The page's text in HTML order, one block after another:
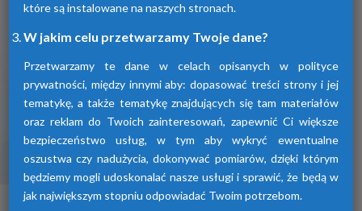
Osuszacze ziębnicze
To inaczej osuszacze kondensacyjne
które są instalowane na naszych stronach.
W jakim celu przetwarzamy Twoje dane?
Przetwarzamy te dane w celach opisanych w polityce
prywatności, między innymi aby: dopasować treści strony i jej
tematykę, a także tematykę znajdujących się tam materiałów
oraz reklam do Twoich zainteresowań, zapewnić Ci większe
bezpieczeństwo usług, w tym aby wykryć ewentualne
oszustwa czy nadużycia, dokonywać pomiarów, dzięki którym
będziemy mogli udoskonalać nasze usługi i sprawić, że będą w
jak największym stopniu odpowiadać Twoim potrzebom.